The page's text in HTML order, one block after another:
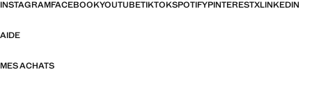
INSTAGRAMFACEBOOKYOUTUBETIKTOKSPOTIFYPINTERESTXLINKEDIN
AIDE
MES ACHATS